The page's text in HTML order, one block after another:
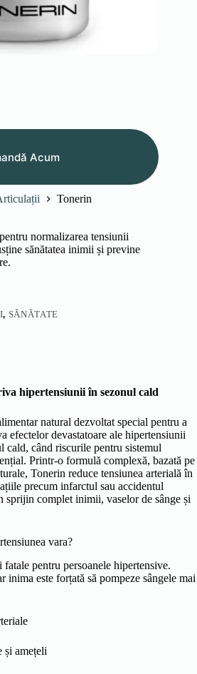
Acum
Tonerin
normalizarea tensiunii
sănătatea inimii și previne
, SĂNĂTATE
hipertensiunii în sezonul cald
natural dezvoltat special pentru a
efectelor devastatoare ale hipertensiunii
cald, când riscurile pentru sistemul
Printr-o formulă complexă, bazată pe
Tonerin reduce tensiunea arterială în
precum infarctul sau accidentul
sprijin complet inimii, vaselor de sânge și
vara?
pentru persoanele hipertensive.
inima este forțată să pompeze sângele mai
și amețeli